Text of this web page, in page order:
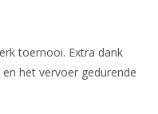
toernooi. Extra dank
het vervoer gedurende